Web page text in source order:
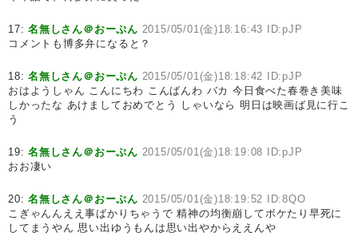
17:名無しさん＠おーぷん 2015/05/01(金)18:16:43 ID:pJP
コメントも博多弁になると？
18:名無しさん＠おーぷん 2015/05/01(金)18:18:42 ID:pJP
おはようしゃん こんにちわ こんばんわ バカ 今日食べた春巻き美味
しかったな あけましておめでとう しゃいなら 明日は映画ば見に行こ
う
19:名無しさん＠おーぷん 2015/05/01(金)18:19:08 ID:pJP
おお凄い
20:名無しさん＠おーぷん 2015/05/01(金)18:19:52 ID:8QO
こぎゃんんええ事ばかりちゃうで 精神の均衡崩してボケたり早死に
してまうやん 思い出ゆうもんは思い出やからええんや